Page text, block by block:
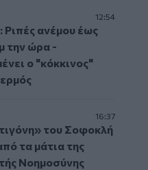
12:54
Ριπές ανέμου έως
την ώρα -
ο "κόκκινος"
16:37
του Σοφοκλή
τα μάτια της
Νοημοσύνης